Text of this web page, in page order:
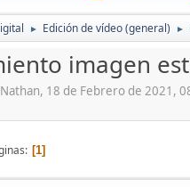
► Edición de vídeo (general) ►
imagen
18 de Febrero de 2021,
1